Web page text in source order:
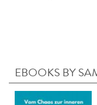
EBOOKS BY